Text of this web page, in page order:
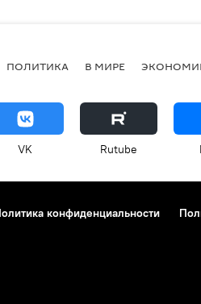
ПОЛИТИКА В МИРЕ
VK Rutube
конфиденциальности